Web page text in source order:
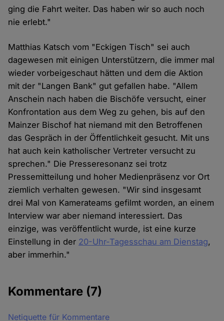
ging die Fahrt weiter. Das haben wir so auch noch
nie erlebt."
Matthias Katsch vom "Eckigen Tisch" sei auch
dagewesen mit einigen Unterstützern, die immer mal
wieder vorbeigeschaut hätten und dem die Aktion
mit der "Langen Bank" gut gefallen habe. "Allem
Anschein nach haben die Bischöfe versucht, einer
Konfrontation aus dem Weg zu gehen, bis auf den
Mainzer Bischof hat niemand mit den Betroffenen
das Gespräch in der Öffentlichkeit gesucht. Mit uns
hat auch kein katholischer Vertreter versucht zu
sprechen." Die Presseresonanz sei trotz
Pressemitteilung und hoher Medienpräsenz vor Ort
ziemlich verhalten gewesen. "Wir sind insgesamt
drei Mal von Kamerateams gefilmt worden, an einem
Interview war aber niemand interessiert. Das
einzige, was veröffentlicht wurde, ist eine kurze
Einstellung in der 20-Uhr-Tagesschau am Dienstag,
aber immerhin."
Kommentare (7)
Netiquette für Kommentare